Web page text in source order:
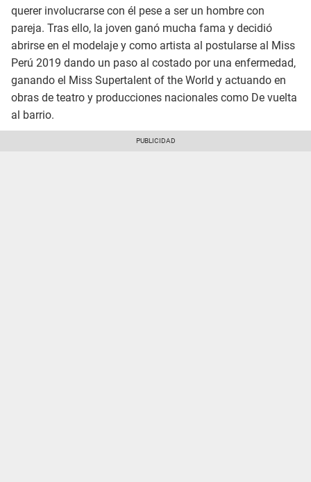
querer involucrarse con él pese a ser un hombre con
pareja. Tras ello, la joven ganó mucha fama y decidió
abrirse en el modelaje y como artista al postularse al Miss
Perú 2019 dando un paso al costado por una enfermedad,
ganando el Miss Supertalent of the World y actuando en
obras de teatro y producciones nacionales como De vuelta
al barrio.